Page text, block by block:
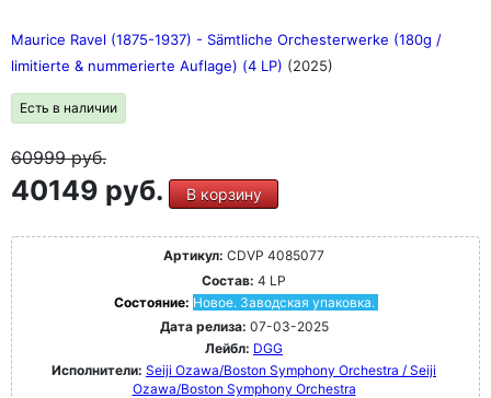
Maurice Ravel (1875-1937) - Sämtliche Orchesterwerke (180g /
limitierte & nummerierte Auflage) (4 LP) (2025)
Есть в наличии
60999руб.
40149 руб. В корзину
Артикул: CDVP 4085077
Состав: 4 LP
Состояние: Новое. Заводская упаковка.
Дата релиза: 07-03-2025
Лейбл: DGG
Исполнители: Seiji Ozawa/Boston Symphony Orchestra / Seiji
Ozawa/Boston Symphony Orchestra